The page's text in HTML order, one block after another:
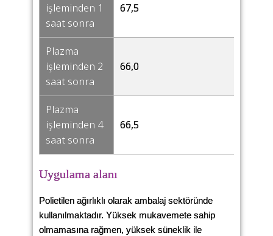
işleminden 1
saat sonra
67,5
Plazma
işleminden 2
saat sonra
66,0
Plazma
işleminden 4
saat sonra
66,5
Uygulama alanı
Polietilen ağırlıklı olarak ambalaj sektöründe
kullanılmaktadır. Yüksek mukavemete sahip
olmamasına rağmen, yüksek süneklik ile